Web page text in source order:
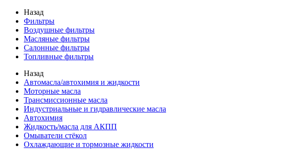
Назад
Фильтры
Воздушные фильтры
Масляные фильтры
Салонные фильтры
Топливные фильтры
Назад
Автомасла/автохимия и жидкости
Моторные масла
Трансмиссионные масла
Индустриальные и гидравлические масла
Автохимия
Жидкость/масла для АКПП
Омыватели стёкол
Охлаждающие и тормозные жидкости